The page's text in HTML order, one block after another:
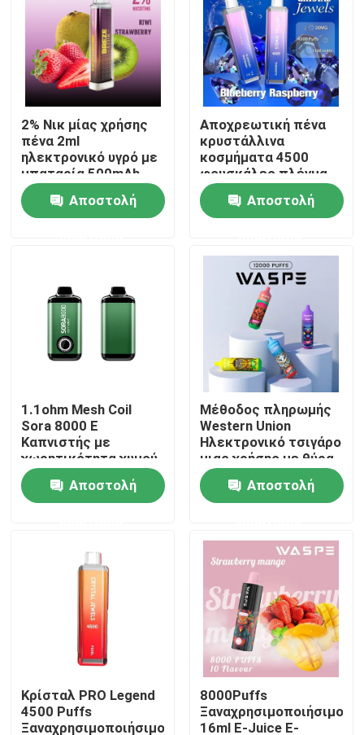
Προϊόντα
Βίντεο
Περίπου εμείς
Γύρος εργοστασίων
Μας ελάτε σε επαφή με
Ειδήσεις
Μίας χρήσης Vape συσκευή CBD
2% Νικ μίας χρήσης
πένα 2ml
ηλεκτρονικό υγρό με
μπαταρία 500mAh
Αποστολή
Αποχρεωτική πένα
κρυστάλλινα
κοσμήματα 4500
φουσκάλες πλέγμα
σπείρα 15 ml υγρό
επαναφορτιζόμενο
Ecig
Αποστολή
1.1ohm Mesh Coil
Sora 8000 E
Καπνιστής με
χωρητικότητα χυμού
Αποστολή
Μέθοδος πληρωμής
Western Union
Ηλεκτρονικό τσιγάρο
μιας χρήσης με θύρα
φόρτισης τύπου C
Αποστολή
Κρίσταλ PRO Legend
4500 Puffs
Ξαναχρησιμοποιήσιμο
8000Puffs
Ξαναχρησιμοποιήσιμο
16ml E-Juice E-